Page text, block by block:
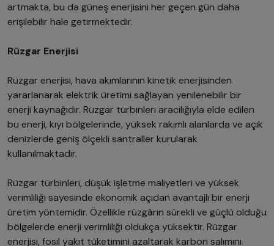
artmakta, bu da güneş enerjisini her geçen gün daha
erişilebilir hale getirmektedir.
Rüzgar Enerjisi
Rüzgar enerjisi, hava akımlarının kinetik enerjisinden
yararlanarak elektrik üretimi sağlayan yenilenebilir bir
enerji kaynağıdır. Rüzgar türbinleri aracılığıyla elde edilen
bu enerji, kıyı bölgelerinde, yüksek rakımlı alanlarda ve açık
denizlerde geniş ölçekli santraller kurularak
kullanılmaktadır.
Rüzgar türbinleri, düşük işletme maliyetleri ve yüksek
verimliliği sayesinde ekonomik açıdan avantajlı bir enerji
üretim yöntemidir. Özellikle rüzgârın sürekli ve güçlü olduğu
bölgelerde enerji verimliliği oldukça yüksektir. Rüzgar
enerjisi, fosil yakıt tüketimini azaltarak karbon salımını